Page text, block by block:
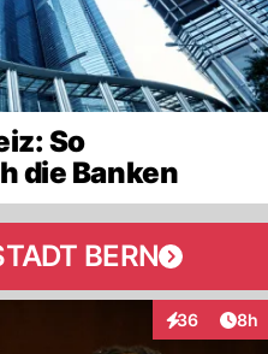
So
die Banken
BERN
36
Interaktionen
8h